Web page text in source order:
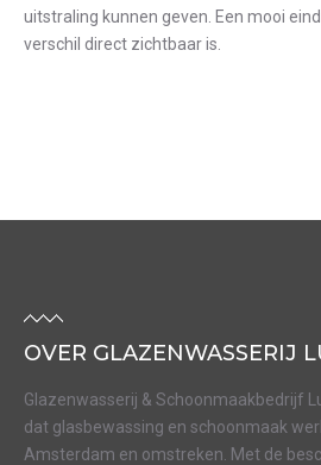
uitstraling kunnen geven. Een mooi
verschil direct zichtbaar is.
OVER GLAZENWASSERIJ
Glazenwasserij & Schoonmaakbedrijf
dat glasbewassing en schoonmaak
Amsterdam en omstreken. Met de